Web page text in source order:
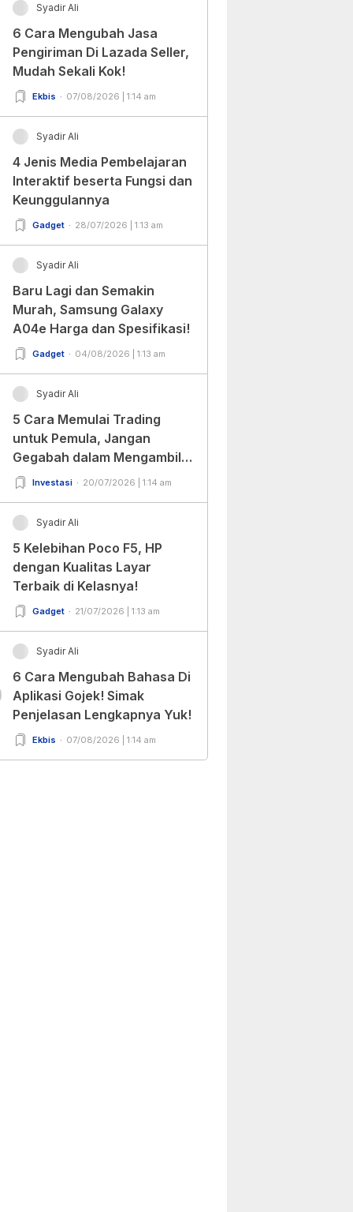
Syadir Ali
6 Cara Mengubah Jasa
Pengiriman Di Lazada Seller,
Mudah Sekali Kok!
Ekbis 07/08/2026 | 1:14 am
Syadir Ali
4 Jenis Media Pembelajaran
Interaktif beserta Fungsi dan
Keunggulannya
Gadget 28/07/2026 | 1:13 am
Syadir Ali
Baru Lagi dan Semakin
Murah, Samsung Galaxy
A04e Harga dan Spesifikasi!
Gadget 04/08/2026 | 1:13 am
Syadir Ali
5 Cara Memulai Trading
untuk Pemula, Jangan
Gegabah dalam Mengambil
Keputusan!
Investasi 20/07/2026 | 1:14 am
Syadir Ali
5 Kelebihan Poco F5, HP
dengan Kualitas Layar
Terbaik di Kelasnya!
Gadget 21/07/2026 | 1:13 am
Syadir Ali
6 Cara Mengubah Bahasa Di
Aplikasi Gojek! Simak
Penjelasan Lengkapnya Yuk!
Ekbis 07/08/2026 | 1:14 am